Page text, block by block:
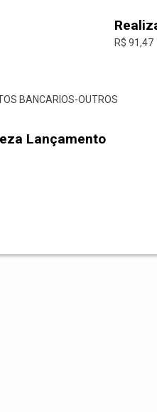
R$ 91,47
BANCARIOS-OUTROS
Lançamento